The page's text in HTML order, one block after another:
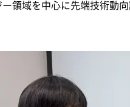
領域を中心に先端技術動向